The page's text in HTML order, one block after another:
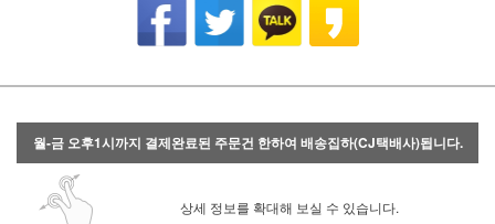
월-금 오후1시까지 결제완료된 주문건 한하여 배송집하(CJ택배사)됩니다.
상세 정보를 확대해 보실 수 있습니다.